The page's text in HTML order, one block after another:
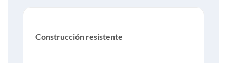
Construcción resistente